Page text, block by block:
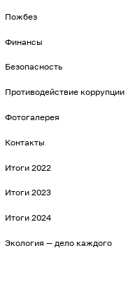
Пожбез
Финансы
Безопасность
Противодействие коррупции
Фотогалерея
Контакты
Итоги 2022
Итоги 2023
Итоги 2024
Экология — дело каждого